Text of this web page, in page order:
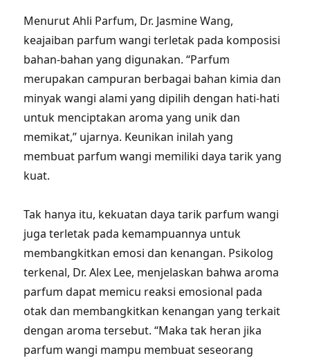
Menurut Ahli Parfum, Dr. Jasmine Wang,
keajaiban parfum wangi terletak pada komposisi
bahan-bahan yang digunakan. “Parfum
merupakan campuran berbagai bahan kimia dan
minyak wangi alami yang dipilih dengan hati-hati
untuk menciptakan aroma yang unik dan
memikat,” ujarnya. Keunikan inilah yang
membuat parfum wangi memiliki daya tarik yang
kuat.
Tak hanya itu, kekuatan daya tarik parfum wangi
juga terletak pada kemampuannya untuk
membangkitkan emosi dan kenangan. Psikolog
terkenal, Dr. Alex Lee, menjelaskan bahwa aroma
parfum dapat memicu reaksi emosional pada
otak dan membangkitkan kenangan yang terkait
dengan aroma tersebut. “Maka tak heran jika
parfum wangi mampu membuat seseorang